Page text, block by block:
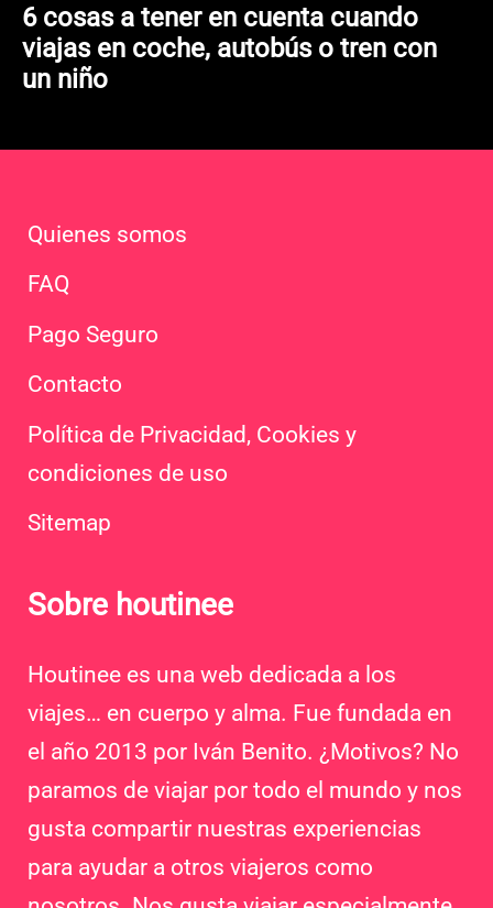
6 cosas a tener en cuenta cuando
viajas en coche, autobús o tren con
un niño
Quienes somos
FAQ
Pago Seguro
Contacto
Política de Privacidad, Cookies y
condiciones de uso
Sitemap
Sobre houtinee
Houtinee es una web dedicada a los
viajes… en cuerpo y alma. Fue fundada en
el año 2013 por Iván Benito. ¿Motivos? No
paramos de viajar por todo el mundo y nos
gusta compartir nuestras experiencias
para ayudar a otros viajeros como